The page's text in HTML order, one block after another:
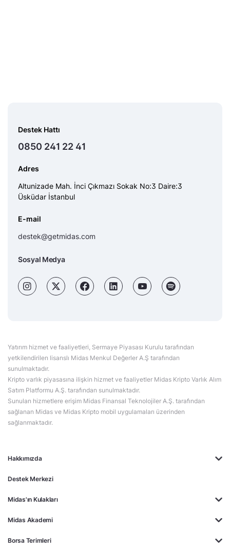
Hakkımızda
Destek Merkezi
Midas'ın Kulakları
Midas Akademi
Borsa Terimleri
Destek Hattı
0850 241 22 41
Adres
Altunizade Mah. İnci Çıkmazı Sokak No:3 Daire:3
Üsküdar İstanbul
E-mail
destek@getmidas.com
Sosyal Medya
Yatırım hizmet ve faaliyetleri, Sermaye Piyasası Kurulu tarafından
yetkilendirilen lisanslı Midas Menkul Değerler A.Ş tarafından
sunulmaktadır.
Kripto varlık piyasasına ilişkin hizmet ve faaliyetler Midas Kripto Varlık Alım
Satım Platformu A.Ş. tarafından sunulmaktadır.
Sunulan hizmetlere erişim Midas Finansal Teknolojiler A.Ş. tarafından
sağlanan Midas ve Midas Kripto mobil uygulamaları üzerinden
sağlanmaktadır.